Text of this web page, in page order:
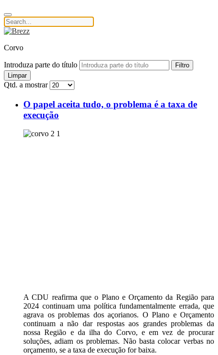
Corvo
Introduza parte do título
Filtro
Limpar
Qtd. a mostrar
O papel aceita tudo, o problema é a taxa de
execução
A CDU reafirma que o Plano e Orçamento da Região para
2024 continuam uma política fundamentalmente errada, que
agrava os problemas dos açorianos. O Plano e Orçamento
continuam a não dar respostas aos grandes problemas da
nossa Região e da ilha do Corvo, e em vez de procurar
soluções, adiam os problemas. Não basta colocar verbas no
orçamento, se a taxa de execução for baixa.